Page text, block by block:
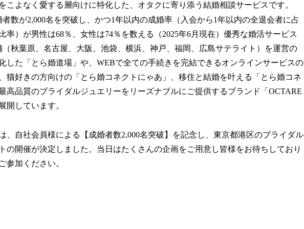
よなく愛する層向けに特化した、オタクに寄り添う結婚相談サービスです。
者数が2,000名を突破し、かつ1年以内の成婚率（入会から1年以内の全退会者に占
率）が男性は68％、女性は74％を数える（2025年6月現在）優秀な婚活サービス
秋葉原、名古屋、大阪、池袋、横浜、神戸、福岡、広島サテライト）を運営の
した「とら婚道場」や、WEBで全ての手続きを完結できるオンラインサービスの
猫好きの方向けの「とら婚コネクトにゃあ」、移住と結婚を叶える「とら婚コネ
高品質のブライダルジュエリーをリーズナブルにご提供するブランド「OCTARE
開しています。
自社会員様による【成婚者数2,000名突破】を記念し、東京都港区のブライダル
の開催が決定しました。当日はたくさんの企画をご用意し皆様をお待ちしており
参加ください。